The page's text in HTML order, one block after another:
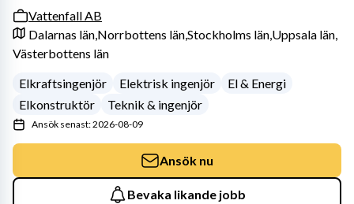
Vattenfall AB
Dalarnas län,Norrbottens län,Stockholms län,Uppsala län,
Västerbottens län
Elkraftsingenjör
Elektrisk ingenjör
El & Energi
Elkonstruktör
Teknik & ingenjör
Ansök senast: 2026-08-09
Ansök nu
Bevaka likande jobb